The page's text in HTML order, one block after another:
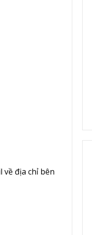
về địa chỉ bên